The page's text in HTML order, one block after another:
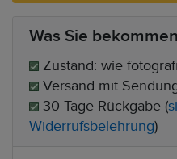
Was Sie bekommen
Zustand: wie
Versand mit
30 Tage Rückgabe (
Widerrufsbelehrung)